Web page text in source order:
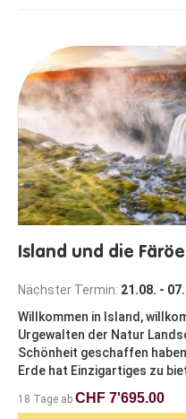
Island und die
Nächster Termin: 21.08. -
Willkommen in Island,
Urgewalten der Natur
Schönheit geschaffen
Erde hat Einzigartiges zu
18 Tage ab CHF 7'695.00